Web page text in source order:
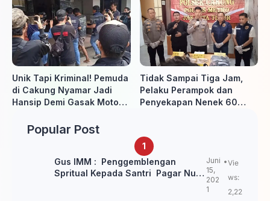
Antusias Ikuti Berbagai
Perlombaan
perlu takut
Unik Tapi Kriminal! Pemuda
di Cakung Nyamar Jadi
Hansip Demi Gasak Motor
Tidak Sampai Tiga Jam,
Pelaku Perampok dan
Penyekapan Nenek 60
Popular Post
Gus IMM : Penggemblengan
Spritual Kepada Santri Pagar Nusa
Juni
15,
202
1
Vie
ws:
2,22